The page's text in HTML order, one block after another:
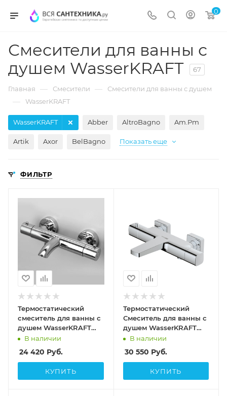
0
Смесители для ванны с
душем WasserKRAFT
67
Главная — Смесители — Смесители для ванны с душем
— WasserKRAFT
Abber AltroBagno Am.Pm
Artik Axor BelBagno
WasserKRAFT
Показать еще
ФИЛЬТР
Термостатический
смеситель для ванны с
душем WasserKRAFT
Berkel 4811
В наличии
24 420 Руб.
КУПИТЬ
Термостатический
Смеситель для ванны с
душем WasserKRAFT
Naab 8611
В наличии
30 550 Руб.
КУПИТЬ